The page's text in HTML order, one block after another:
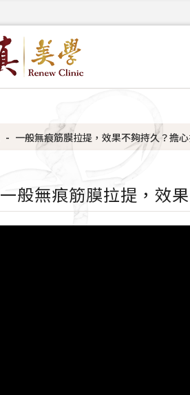
一般無痕筋膜拉提，效果不夠持久？擔
一般無痕筋膜拉提，效